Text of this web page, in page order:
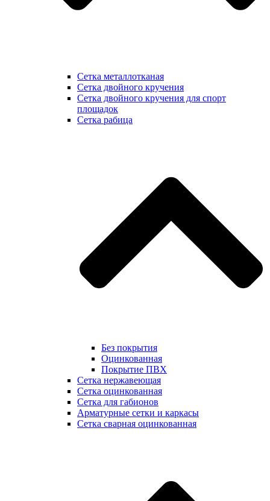
Сетка металлотканая
Сетка двойного кручения
Сетка двойного кручения для спорт
площадок
Сетка рабица
Без покрытия
Оцинкованная
Покрытие ПВХ
Сетка нержавеющая
Сетка оцинкованная
Сетка для габионов
Арматурные сетки и каркасы
Сетка сварная оцинкованная